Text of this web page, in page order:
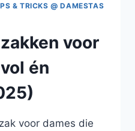
& TRICKS @ DAMESTAS
voor
én
voor dames die